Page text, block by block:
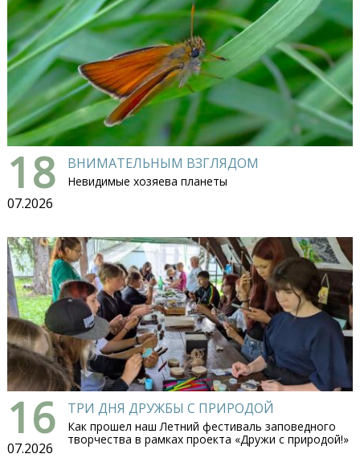
18
07.2026
ВНИМАТЕЛЬНЫМ ВЗГЛЯДОМ
Невидимые хозяева планеты
16
07.2026
ТРИ ДНЯ ДРУЖБЫ С ПРИРОДОЙ
Как прошел наш Летний фестиваль заповедного
творчества в рамках проекта «Дружи с природой!»